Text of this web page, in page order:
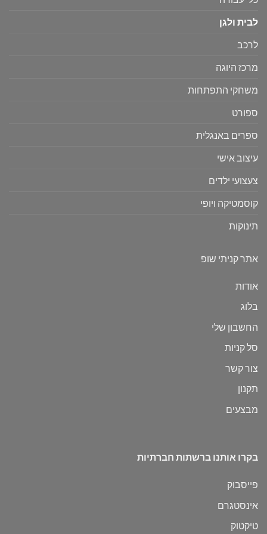
לבית ולגן
לרכב
מרכז היוגה
משחקי התפתחות
ספורט
ספרים באנגלית
עיצוב אישי
צעצועי ילדים
קוסמטיקה ויופי
תינוקות
אתר קניתי שופ
אודות
בלוג
החשבון שלי
סל קניות
צור קשר
תקנון
מבצעים
בקרו אותנו ברשתות חברתיות
פייסבוק
אינסטגרם
טיקטוק